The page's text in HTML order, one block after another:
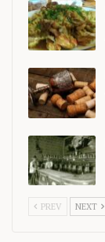
PREV NEXT